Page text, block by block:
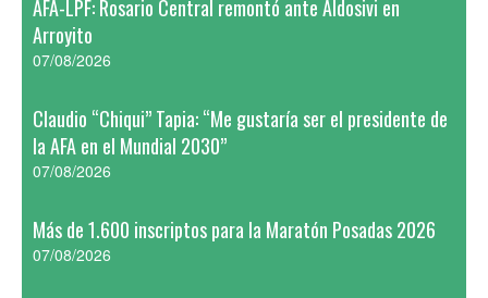
AFA-LPF: Rosario Central remontó ante Aldosivi en
Arroyito
07/08/2026
Claudio “Chiqui” Tapia: “Me gustaría ser el presidente de
la AFA en el Mundial 2030”
07/08/2026
Más de 1.600 inscriptos para la Maratón Posadas 2026
07/08/2026